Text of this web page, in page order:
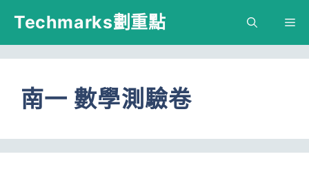
跳
主
容
Techmarks劃重點
南一 數學測驗卷